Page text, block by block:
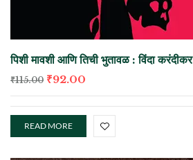
पिशी मावशी आणि तिची भुतावळ : विंदा करंदीकर
₹115.00 ₹92.00
READ MORE